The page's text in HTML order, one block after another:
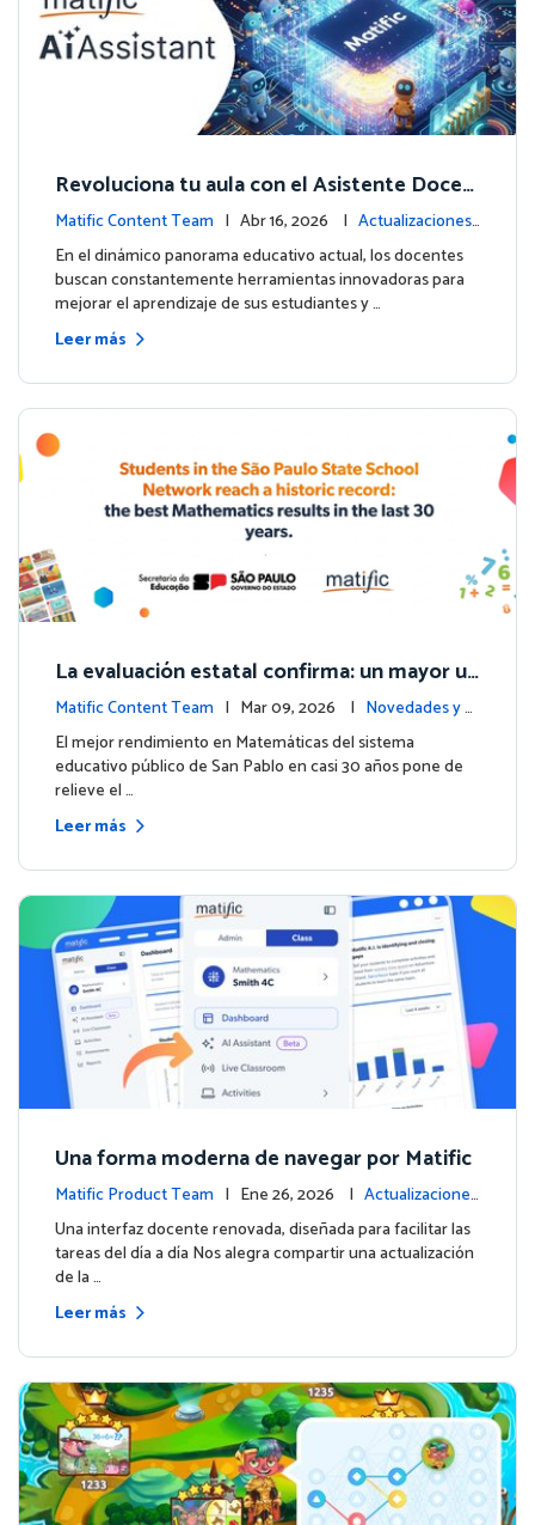
Revoluciona tu aula con el Asistente Docen
te impulsado por IA de Matific
Matific Content Team | Abr 16, 2026 | Actualizaciones
de la plataforma
En el dinámico panorama educativo actual, los docentes
buscan constantemente herramientas innovadoras para
mejorar el aprendizaje de sus estudiantes y …
Leer más
La evaluación estatal confirma: un mayor us
o de Matific se asocia con mejores resultad
os en matemáticas
Matific Content Team | Mar 09, 2026 | Novedades y e
ventos
El mejor rendimiento en Matemáticas del sistema
educativo público de San Pablo en casi 30 años pone de
relieve el …
Leer más
Una forma moderna de navegar por Matific
Matific Product Team | Ene 26, 2026 | Actualizaciones
de la plataforma
Una interfaz docente renovada, diseñada para facilitar las
tareas del día a día Nos alegra compartir una actualización
de la …
Leer más